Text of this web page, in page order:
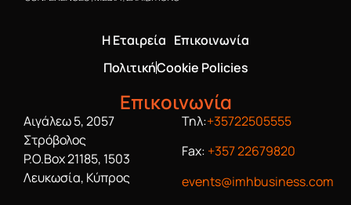
Η Εταιρεία Επικοινωνία
ΠολιτικήCookie Policies
Επικοινωνία
Αιγάλεω 5, 2057
Στρόβολος
P.O.Box 21185, 1503
Λευκωσία, Κύπρος
Τηλ:+35722505555
Fax: +357 22679820
events@imhbusiness.com